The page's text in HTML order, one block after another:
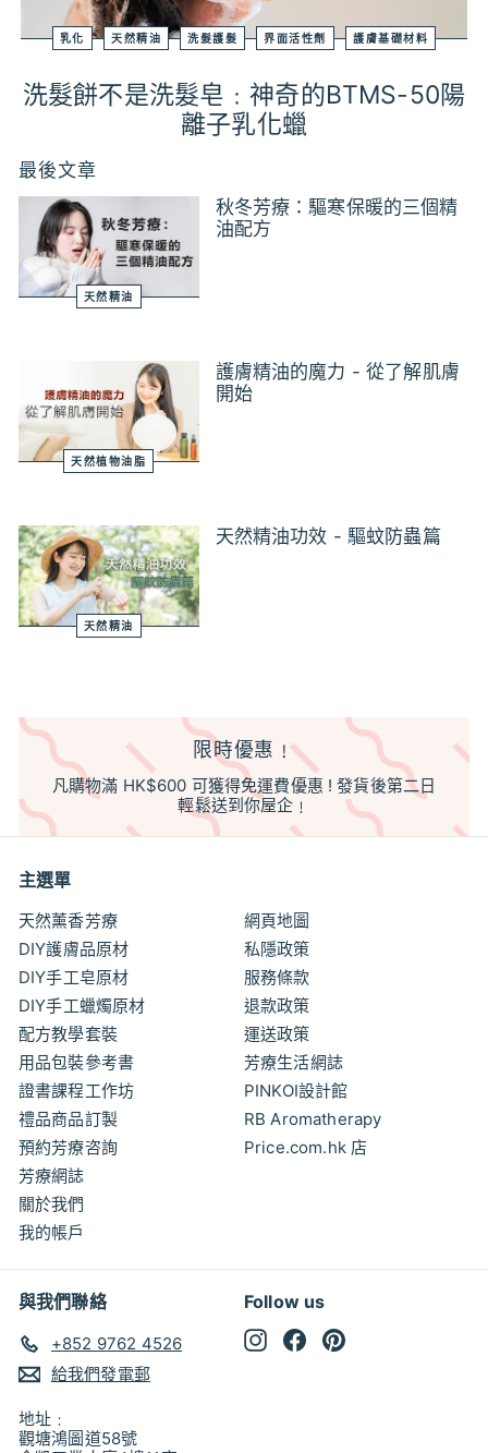
乳化 天然精油 洗髮護髮 界面活性劑 護膚基礎材料
洗髮餅不是洗髮皂﹕神奇的BTMS-50陽
離子乳化蠟
最後文章
天然精油
秋冬芳療：驅寒保暖的三個精
油配方
天然植物油脂
護膚精油的魔力 - 從了解肌膚
開始
天然精油
天然精油功效 - 驅蚊防蟲篇
限時優惠﹗
凡購物滿 HK$600 可獲得免運費優惠 ! 發貨後第二日
輕鬆送到你屋企﹗
主選單
天然薰香芳療
DIY護膚品原材
DIY手工皂原材
DIY手工蠟燭原材
配方教學套裝
用品包裝參考書
證書課程工作坊
禮品商品訂製
預約芳療咨詢
芳療網誌
關於我們
我的帳戶
網頁地圖
私隱政策
服務條款
退款政策
運送政策
芳療生活網誌
PINKOI設計館
RB Aromatherapy
Price.com.hk 店
與我們聯絡
+852 9762 4526
給我們發電郵
地址﹕
觀塘鴻圖道58號
Follow us
InstagramFacebook